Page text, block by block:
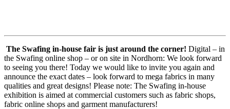
The Swafing in-house fair is just around the corner! Digital – in
the Swafing online shop – or on site in Nordhorn: We look forward
to seeing you there! Today we would like to invite you again and
announce the exact dates – look forward to mega fabrics in many
qualities and great designs! Please note: The Swafing in-house
exhibition is aimed at commercial customers such as fabric shops,
fabric online shops and garment manufacturers!